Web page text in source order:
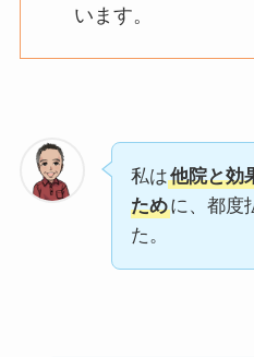
います。
私は他院と効
ために、都度
た。